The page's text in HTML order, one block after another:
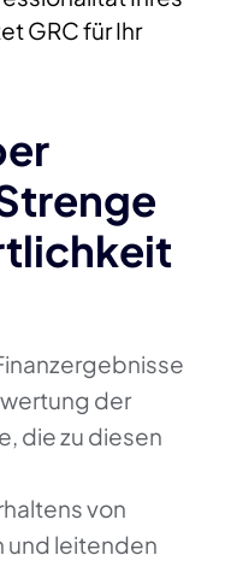
GRC für Ihr
der
die zu diesen
von
und leitenden